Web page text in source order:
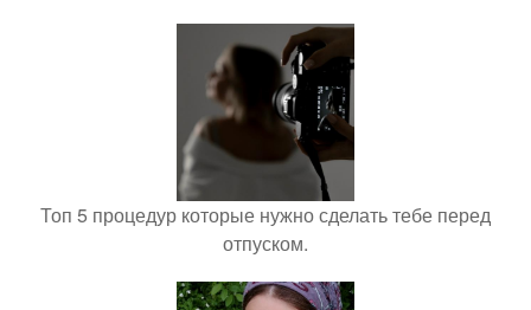
Топ 5 процедур которые нужно сделать тебе перед
отпуском.